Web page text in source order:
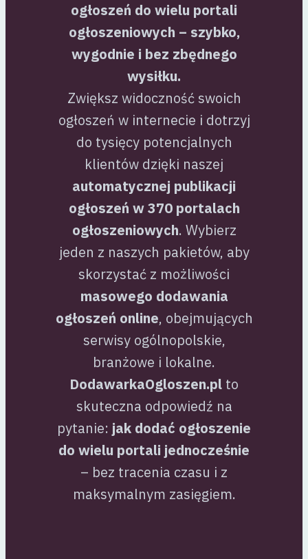
ogłoszeń do wielu portali
ogłoszeniowych – szybko,
wygodnie i bez zbędnego
wysiłku.
Zwiększ widoczność swoich
ogłoszeń w internecie i dotrzyj
do tysięcy potencjalnych
klientów dzięki naszej
automatycznej publikacji
ogłoszeń w 370 portalach
ogłoszeniowych. Wybierz
jeden z naszych pakietów, aby
skorzystać z możliwości
masowego dodawania
ogłoszeń online, obejmujących
serwisy ogólnopolskie,
branżowe i lokalne.
DodawarkaOgloszen.pl to
skuteczna odpowiedź na
pytanie: jak dodać ogłoszenie
do wielu portali jednocześnie
– bez tracenia czasu i z
maksymalnym zasięgiem.